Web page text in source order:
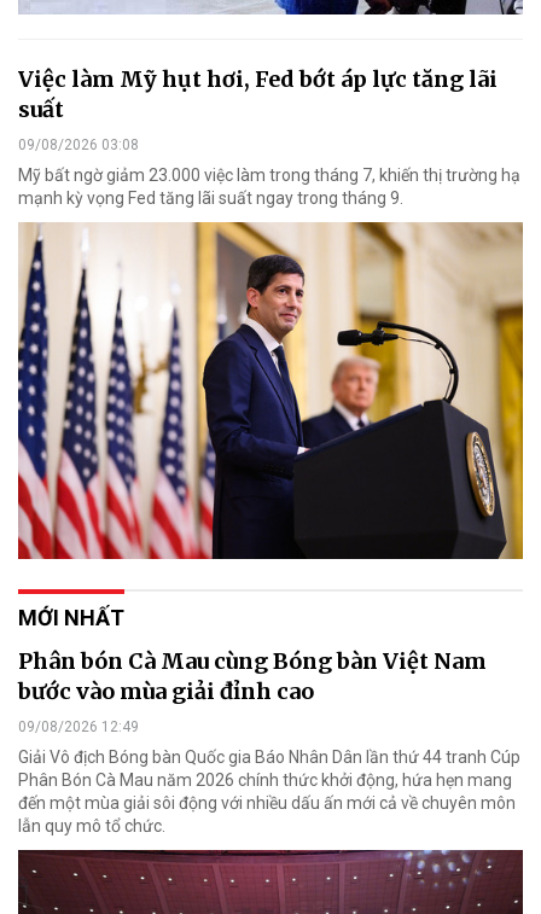
Việc làm Mỹ hụt hơi, Fed bớt áp lực tăng lãi
suất
09/08/2026 03:08
Mỹ bất ngờ giảm 23.000 việc làm trong tháng 7, khiến thị trường hạ
mạnh kỳ vọng Fed tăng lãi suất ngay trong tháng 9.
MỚI NHẤT
Phân bón Cà Mau cùng Bóng bàn Việt Nam
bước vào mùa giải đỉnh cao
09/08/2026 12:49
Giải Vô địch Bóng bàn Quốc gia Báo Nhân Dân lần thứ 44 tranh Cúp
Phân Bón Cà Mau năm 2026 chính thức khởi động, hứa hẹn mang
đến một mùa giải sôi động với nhiều dấu ấn mới cả về chuyên môn
lẫn quy mô tổ chức.